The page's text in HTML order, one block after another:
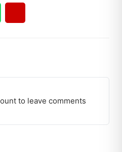
to leave comments